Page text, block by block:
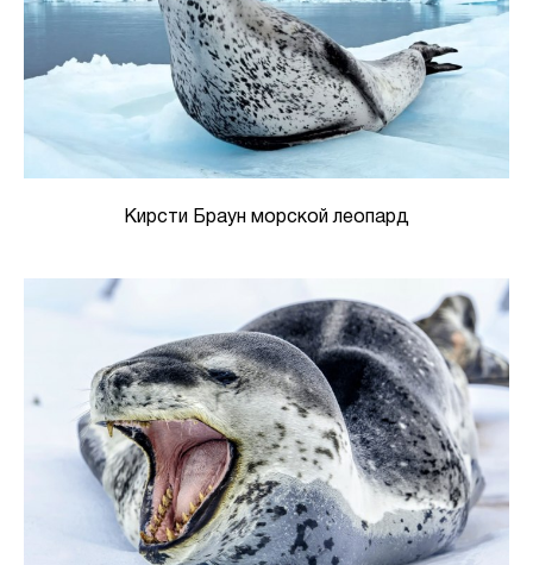
Кирсти Браун морской леопард